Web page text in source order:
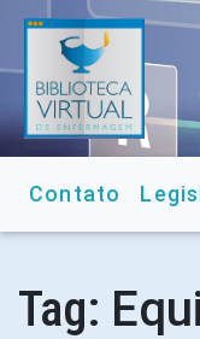
Contato
Tag: